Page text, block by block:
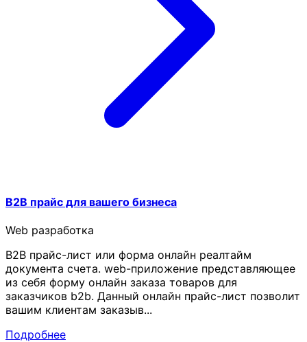
B2B прайс для вашего бизнеса
Web разработка
B2B прайс-лист или форма онлайн реалтайм
документа счета. web-приложение представляющее
из себя форму онлайн заказа товаров для
заказчиков b2b. Данный онлайн прайс-лист позволит
вашим клиентам заказыв...
Подробнее